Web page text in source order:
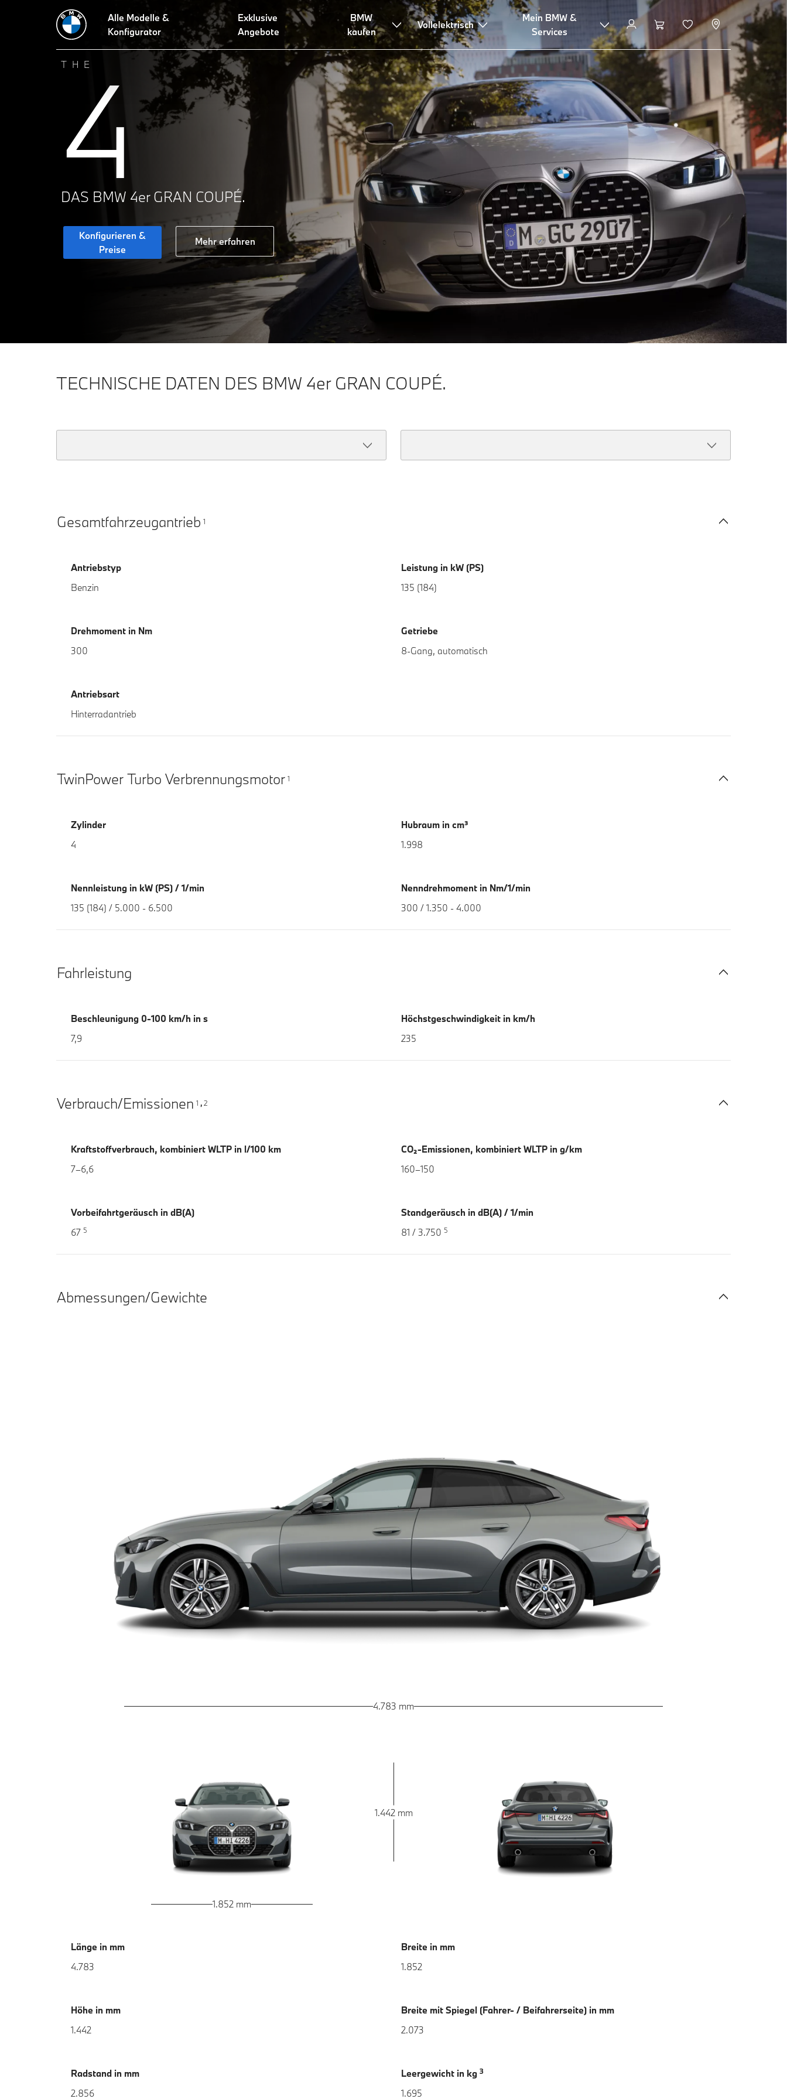
Alle Modelle &
Konfigurator
Exklusive
Angebote
BMW
kaufen
Vollelektrisch
Mein BMW &
Services
THE
4
DAS BMW 4er GRAN COUPÉ.
Konfigurieren &
Preise
Mehr erfahren
TECHNISCHE DATEN DES BMW 4er GRAN COUPÉ.
Gesamtfahrzeugantrieb 1
Antriebstyp
Benzin
Leistung in kW (PS)
135 (184)
Drehmoment in Nm
300
Getriebe
8-Gang, automatisch
Antriebsart
Hinterradantrieb
TwinPower Turbo Verbrennungsmotor 1
Zylinder
4
Hubraum in cm³
1.998
Nennleistung in kW (PS) / 1/min
135 (184) / 5.000 - 6.500
Nenndrehmoment in Nm/1/min
300 / 1.350 - 4.000
Fahrleistung
Beschleunigung 0-100 km/h in s
7,9
Höchstgeschwindigkeit in km/h
235
Verbrauch/Emissionen 1 , 2
Kraftstoffverbrauch, kombiniert WLTP in l/100 km
7–6,6
CO₂-Emissionen, kombiniert WLTP in g/km
160–150
Vorbeifahrtgeräusch in dB(A)
67 5
Standgeräusch in dB(A) / 1/min
81 / 3.750 5
Abmessungen/Gewichte
4.783 mm
1.852 mm
1.442 mm
Länge in mm
4.783
Breite in mm
1.852
Höhe in mm
1.442
Breite mit Spiegel (Fahrer- / Beifahrerseite) in mm
2.073
Radstand in mm
2.856
Leergewicht in kg 3
1.695